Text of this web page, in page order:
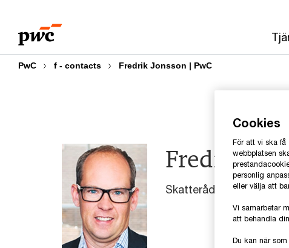
content
footer
PwC f - contacts Fredrik Jonsson | PwC
Fredrik
Skatterådgivare, PwC
Cookies
För att vi ska
webbplatsen
personlig
eller välja att
Vi samarbetar
att behandla
Du kan när